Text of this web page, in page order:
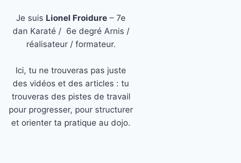
Je suis Lionel Froidure – 7e
dan Karaté / 6e degré Arnis /
réalisateur / formateur.
Ici, tu ne trouveras pas juste
des vidéos et des articles : tu
trouveras des pistes de travail
pour progresser, pour structurer
et orienter ta pratique au dojo.